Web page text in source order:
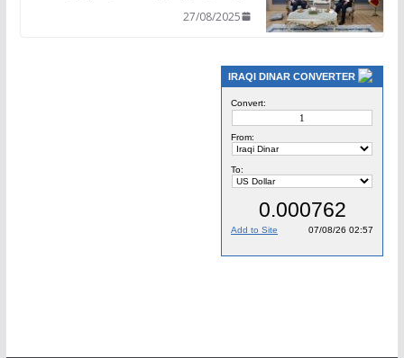
27/08/2025
IRAQI DINAR CONVERTER